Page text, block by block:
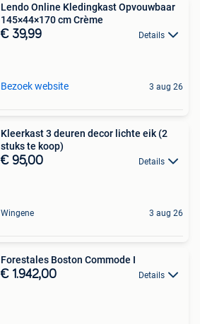
Lendo Online Kledingkast Opvouwbaar
145×44×170 cm Crème
€ 39,99 Details
Bezoek website 3 aug 26
Kleerkast 3 deuren decor lichte eik (2
stuks te koop)
€ 95,00 Details
Wingene 3 aug 26
Forestales Boston Commode I
€ 1.942,00 Details